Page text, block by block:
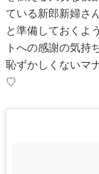
ている新郎新婦さ
と準備しておくよ
トへの感謝の気持
恥ずかしくないマ
♡